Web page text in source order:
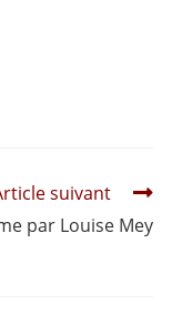
suivant
par Louise Mey